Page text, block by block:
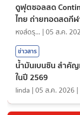
ดูฟุตซอลสด
ไทย ถ่ายทอดสดกี
หงส์ดรุณ |05 ส.ค.
ข่าวสาร
น้ำมันเบนซิน สำคัญ
ในปี 2569
linda |05 ส.ค. 2026 |